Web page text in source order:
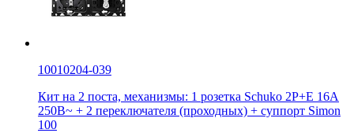
10010204-039
Кит на 2 поста, механизмы: 1 розетка Schuko 2Р+Е 16A
250В~ + 2 переключателя (проходных) + суппорт Simon
100